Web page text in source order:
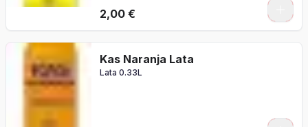
2,00 €
Kas Naranja Lata
Lata 0.33L